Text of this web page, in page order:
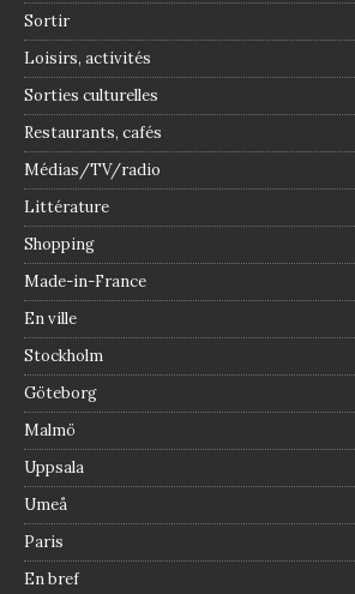
Sortir
Loisirs, activités
Sorties culturelles
Restaurants, cafés
Médias/TV/radio
Littérature
Shopping
Made-in-France
En ville
Stockholm
Göteborg
Malmö
Uppsala
Umeå
Paris
En bref